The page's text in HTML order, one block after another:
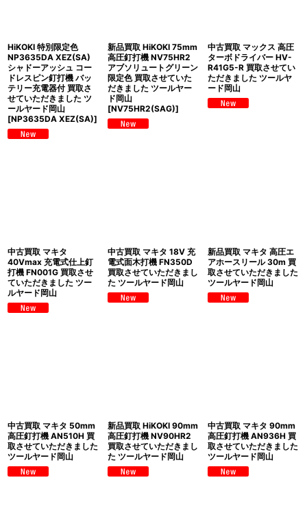
HiKOKI 特別限定色
NP3635DA XEZ(SA)
シャドーアッシュ コー
ドレスピン釘打機 バッ
テリー充電器付 買取さ
せていただきました ツ
ールヤード岡山
[NP3635DA XEZ(SA)]
新品買取 HiKOKI 75mm
高圧釘打機 NV75HR2
アブソリュートグリーン
限定色 買取させていた
だきました ツールヤー
ド岡山
[NV75HR2(SAG)]
中古買取 マックス 高圧
ターボドライバー HV-
R41G5-R 買取させてい
ただきました ツールヤ
ード岡山
中古買取 マキタ
40Vmax 充電式仕上釘
打機 FN001G 買取させ
ていただきました ツー
ルヤード岡山
中古買取 マキタ 18V 充
電式面木打機 FN350D
買取させていただきまし
た ツールヤード岡山
新品買取 マキタ 高圧エ
アホースリール 30m 買
取させていただきました
ツールヤード岡山
中古買取 マキタ 50mm
高圧釘打機 AN510H 買
取させていただきました
ツールヤード岡山
新品買取 HiKOKI 90mm
高圧釘打機 NV90HR2
買取させていただきまし
た ツールヤード岡山
中古買取 マキタ 90mm
高圧釘打機 AN936H 買
取させていただきました
ツールヤード岡山